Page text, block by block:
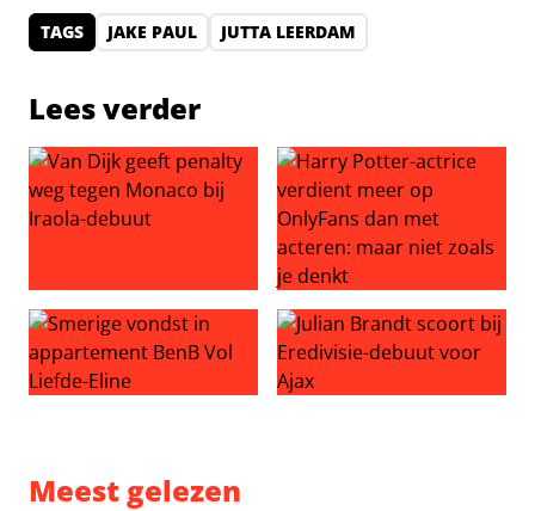
TAGS JAKE PAUL JUTTA LEERDAM
Lees verder
Van Dijk geeft penalty weg tegen Monaco bij Iraola-
Harry Potter-actrice
Meest gelezen